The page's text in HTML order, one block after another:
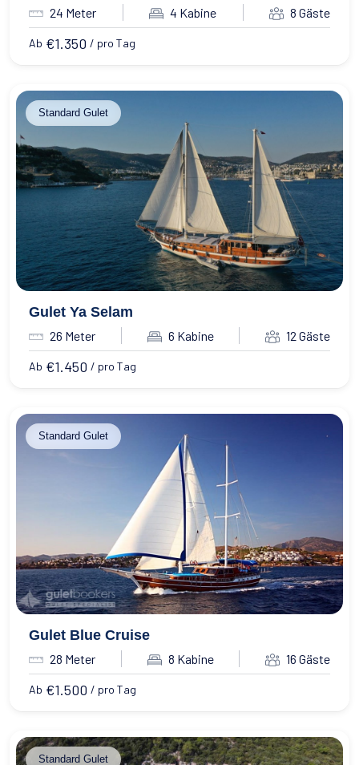
24 Meter 4 Kabine 8 Gäste
Ab €1.350 / pro Tag
Standard Gulet
Gulet Ya Selam
26 Meter 6 Kabine 12 Gäste
Ab €1.450 / pro Tag
Standard Gulet
Gulet Blue Cruise
28 Meter 8 Kabine 16 Gäste
Ab €1.500 / pro Tag
Standard Gulet